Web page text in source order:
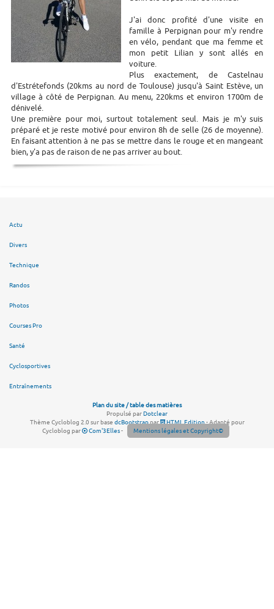
J'ai donc profité d'une visite en
famille à Perpignan pour m'y rendre
en vélo, pendant que ma femme et
mon petit Lilian y sont allés en
voiture.
Plus exactement, de Castelnau
d'Estrétefonds (20kms au nord de Toulouse) jusqu'à Saint Estève, un
village à côté de Perpignan. Au menu, 220kms et environ 1700m de
dénivelé.
Une première pour moi, surtout totalement seul. Mais je m'y suis
préparé et je reste motivé pour environ 8h de selle (26 de moyenne).
En faisant attention à ne pas se mettre dans le rouge et en mangeant
bien, y'a pas de raison de ne pas arriver au bout.
Actu
Divers
Technique
Randos
Photos
Courses Pro
Santé
Cyclosportives
Entraînements
Plan du site / table des matières
Propulsé parDotclear
Thème Cycloblog 2.0 sur base dcBootstrappar HTML Edition- Adapté pour
Cycloblog par
Com'3Elles- Mentions légales et Copyright©